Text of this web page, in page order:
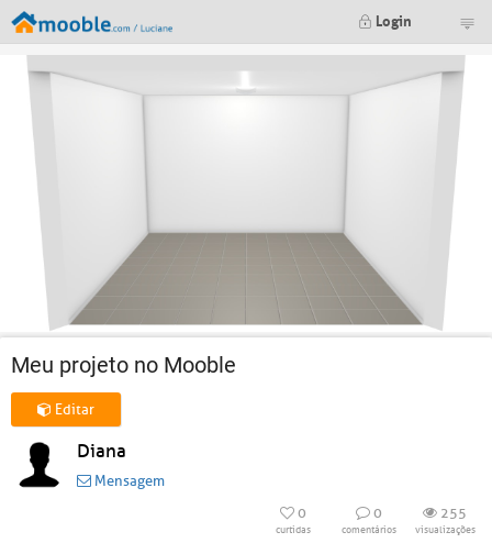
Login
Meu projeto no Mooble
Editar
Diana
Mensagem
0
curtidas
0
comentários
255
visualizações